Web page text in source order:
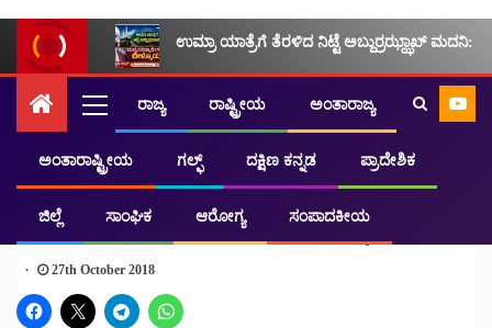
ಉಮ್ರಾ ಯಾತ್ರೆಗೆ ತೆರಳಿದ ನಿಟ್ಟೆ ಅಬ್ದುರ್ರಝ್ಝಾಖ್ ಮದನಿ:
ರಾಜ್ಯ ರಾಷ್ಟ್ರೀಯ ಅಂತಾರಾಜ್ಯ
ಅಂತಾರಾಷ್ಟ್ರೀಯ ಗಲ್ಫ್ ದಕ್ಷಿಣ ಕನ್ನಡ ಪ್ರಾದೇಶಿಕ
ಜಿಲ್ಲೆ ಸಾಂಘಿಕ ಆರೋಗ್ಯ ಸಂಪಾದಕೀಯ
SSF ಫರೀದ್ ನಗರ ಯುನಿಟ್ ಕಾನ್ಫೆರೆನ್ಸ್
27th October 2018